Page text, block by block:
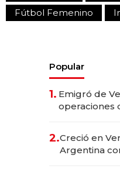
Fútbol Femenino
Popular
1. Emigró de
operaciones
2.Creció en
Argentina